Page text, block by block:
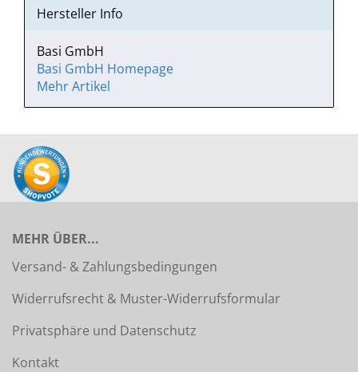
Hersteller Info
Basi GmbH
Basi GmbH Homepage
Mehr Artikel
MEHR ÜBER...
Versand- & Zahlungsbedingungen
Widerrufsrecht & Muster-Widerrufsformular
Privatsphäre und Datenschutz
Kontakt